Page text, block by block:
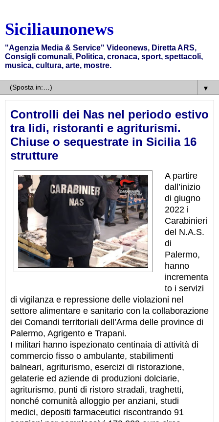
Siciliaunonews
"Agenzia Media & Service" Videonews, Diretta ARS,
Consigli comunali, Politica, cronaca, sport, spettacoli,
musica, cultura, arte, mostre.
▼
Controlli dei Nas nel periodo estivo
tra lidi, ristoranti e agriturismi.
Chiuse o sequestrate in Sicilia 16
strutture
A partire
dall’inizio
di giugno
2022 i
Carabinieri
del N.A.S.
di
Palermo,
hanno
incrementa
to i servizi
di vigilanza e repressione delle violazioni nel
settore alimentare e sanitario con la collaborazione
dei Comandi territoriali dell’Arma delle province di
Palermo, Agrigento e Trapani.
I militari hanno ispezionato centinaia di attività di
commercio fisso o ambulante, stabilimenti
balneari, agriturismo, esercizi di ristorazione,
gelaterie ed aziende di produzioni dolciarie,
agriturismo, punti di ristoro stradali, traghetti,
nonché comunità alloggio per anziani, studi
medici, depositi farmaceutici riscontrando 91